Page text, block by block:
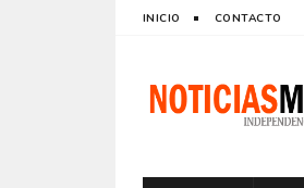
INICIO CONTACTO